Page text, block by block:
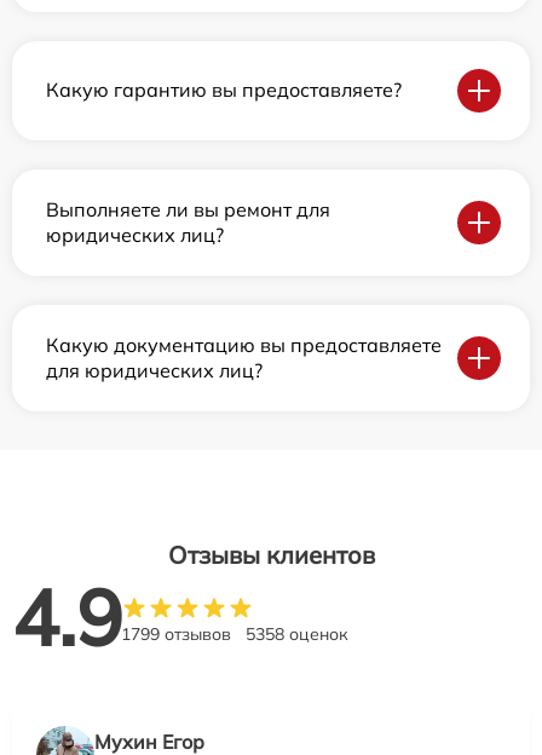
Какую гарантию вы предоставляете?
Выполняете ли вы ремонт для
юридических лиц?
Какую документацию вы предоставляете
для юридических лиц?
Отзывы клиентов
4.91799 отзывов 5358 оценок
Мухин Егор